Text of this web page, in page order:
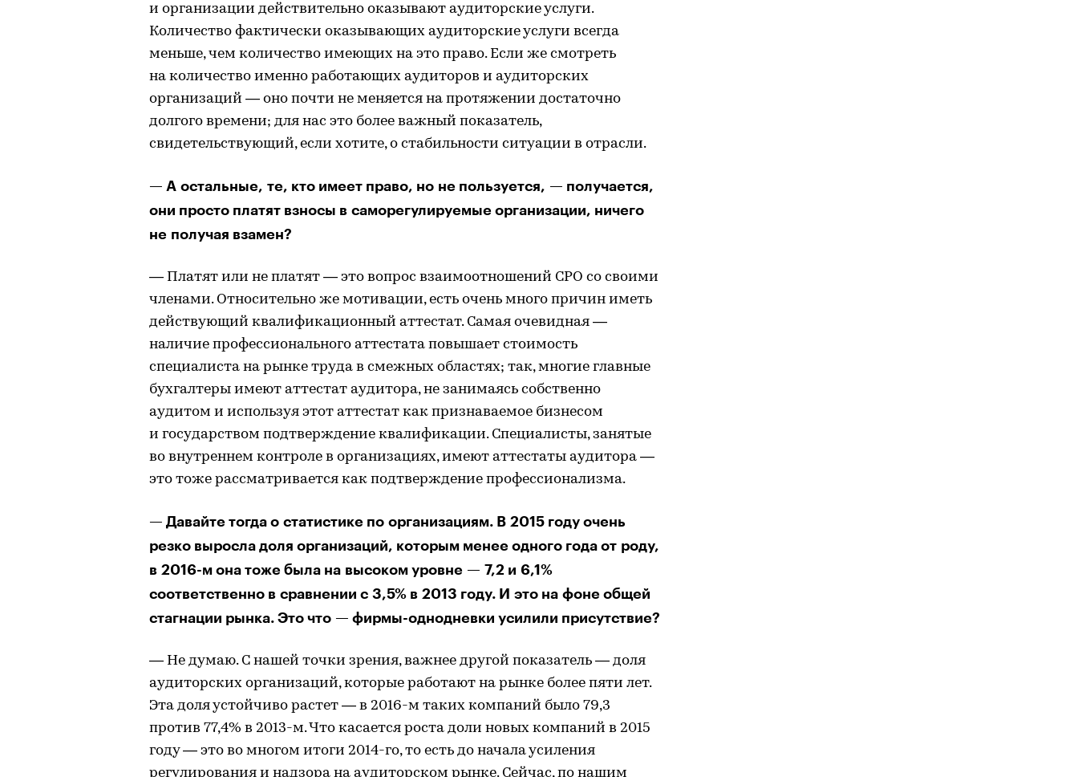
и организации действительно оказывают аудиторские услуги.
Количество фактически оказывающих аудиторские услуги всегда
меньше, чем количество имеющих на это право. Если же смотреть
на количество именно работающих аудиторов и аудиторских
организаций — оно почти не меняется на протяжении достаточно
долгого времени; для нас это более важный показатель,
свидетельствующий, если хотите, о стабильности ситуации в отрасли.
— А остальные, те, кто имеет право, но не пользуется, — получается,
они просто платят взносы в саморегулируемые организации, ничего
не получая взамен?
— Платят или не платят — это вопрос взаимоотношений СРО со своими
членами. Относительно же мотивации, есть очень много причин иметь
действующий квалификационный аттестат. Самая очевидная —
наличие профессионального аттестата повышает стоимость
специалиста на рынке труда в смежных областях; так, многие главные
бухгалтеры имеют аттестат аудитора, не занимаясь собственно
аудитом и используя этот аттестат как признаваемое бизнесом
и государством подтверждение квалификации. Специалисты, занятые
во внутреннем контроле в организациях, имеют аттестаты аудитора —
это тоже рассматривается как подтверждение профессионализма.
— Давайте тогда о статистике по организациям. В 2015 году очень
резко выросла доля организаций, которым менее одного года от роду,
в 2016-м она тоже была на высоком уровне — 7,2 и 6,1%
соответственно в сравнении с 3,5% в 2013 году. И это на фоне общей
стагнации рынка. Это что — фирмы-однодневки усилили присутствие?
— Не думаю. С нашей точки зрения, важнее другой показатель — доля
аудиторских организаций, которые работают на рынке более пяти лет.
Эта доля устойчиво растет — в ­2016-м таких компаний было 79,3
против 77,4% в 2013-м. Что касается роста доли новых компаний в 2015
году — это во многом итоги 2014-го, то есть до начала усиления
регулирования и надзора на аудиторском рынке. Сейчас, по нашим